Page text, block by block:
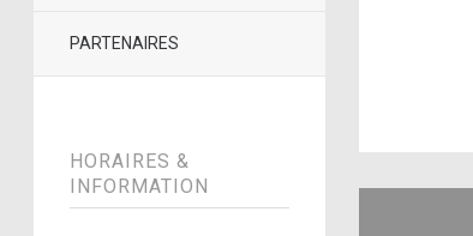
PARTENAIRES
HORAIRES &
INFORMATION